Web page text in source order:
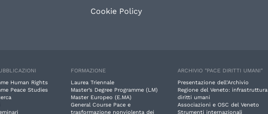
Cookie Policy
Human Rights
Peace Studies
FORMAZIONE
Laurea Triennale
Master’s Degree Programme (LM)
Master Europeo (E.MA)
General Course Pace e
trasformazione nonviolenta dei
ARCHIVIO "PACE DIRITTI UMANI"
Presentazione dell'Archivio
Regione del Veneto: infrastruttura
diritti umani
Associazioni e OSC del Veneto
Strumenti internazionali